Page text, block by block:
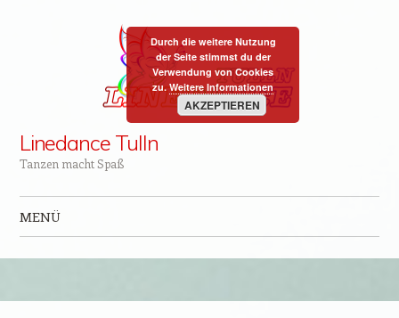
Linedance Tulln
Tanzen macht Spaß
MENÜ
Durch die weitere Nutzung
der Seite stimmst du der
Verwendung von Cookies
zu.Weitere Informationen
AKZEPTIEREN